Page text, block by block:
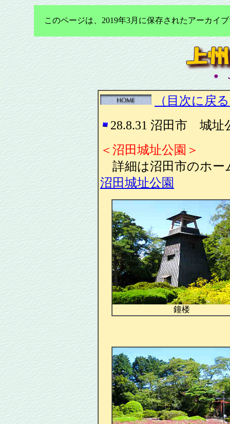
このページは、2019年3月に保存されたアーカイ
●
（目次に戻
28.8.31 沼田市 城址
＜沼田城址公園＞
詳細は沼田市のホー
沼田城址公園
鐘楼